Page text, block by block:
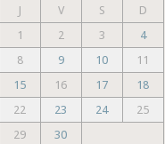
J V S
D
1
2 3
4
8 9 10
11
15 16 17
18
22 23 24
25
29 30